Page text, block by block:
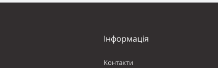
Інформація
Контакти